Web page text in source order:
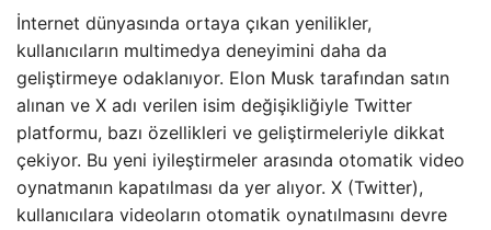
İnternet dünyasında ortaya çıkan yenilikler,
kullanıcıların multimedya deneyimini daha da
geliştirmeye odaklanıyor. Elon Musk tarafından satın
alınan ve X adı verilen isim değişikliğiyle Twitter
platformu, bazı özellikleri ve geliştirmeleriyle dikkat
çekiyor. Bu yeni iyileştirmeler arasında otomatik video
oynatmanın kapatılması da yer alıyor. X (Twitter),
kullanıcılara videoların otomatik oynatılmasını devre